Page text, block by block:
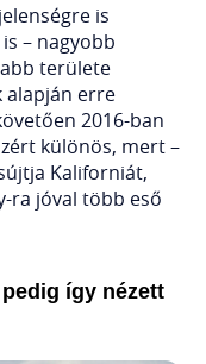
is
– nagyobb
területe
alapján erre
2016-ban
különös, mert –
Kaliforniát,
ra jóval több eső
így nézett